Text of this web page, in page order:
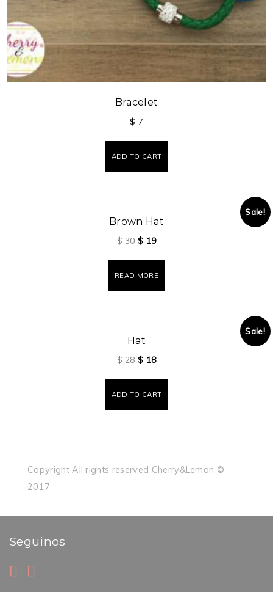
Bracelet
$ 7
ADD TO CART
Sale!
Brown Hat
$30 $ 19
READ MORE
Sale!
Hat
$28 $ 18
ADD TO CART
Copyright All rights reserved Cherry&Lemon ©
2017.
Seguinos